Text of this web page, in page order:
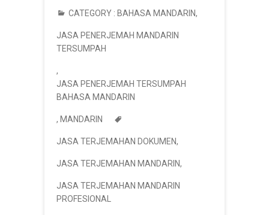
CATEGORY : BAHASA MANDARIN,
JASA PENERJEMAH MANDARIN
TERSUMPAH
,
JASA PENERJEMAH TERSUMPAH
BAHASA MANDARIN
, MANDARIN
JASA TERJEMAHAN DOKUMEN,
JASA TERJEMAHAN MANDARIN,
JASA TERJEMAHAN MANDARIN
PROFESIONAL